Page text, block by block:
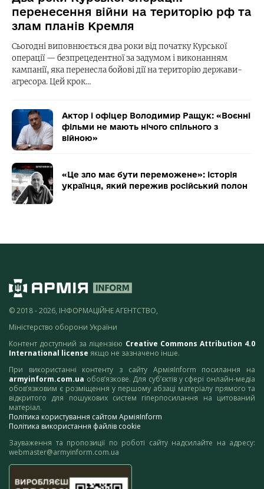
перенесення війни на територію рф та
злам планів Кремля
Сьогодні виповнюється два роки від початку Курської
операції — безпрецедентної за задумом і виконанням
кампанії, яка перенесла бойові дії на територію держави-
агресора. Цей крок…
Актор і офіцер Володимир Ращук: «Воєнні
фільми не мають нічого спільного з
війною»
«Це зло має бути переможене»: історія
українця, який пережив російський полон
© 2018 - 2026, ІНФОРМАЦІЙНЕ АГЕНТСТВО,
Міністерство оборони України
Контент доступний за ліцензією Creative Commons Attribution 4.0
International license якщо не зазначено інше.
При використанні контенту з сайту АрміяInform посилання на
armyinform.com.ua обов’язкове. Для суб’єктів у сфері онлайн-медіа
обов’язковим є розміщення у першому абзаці матеріалу прямого та
відкритого для пошукових систем гіперпосилання на цитований
матеріал.
Політика користування сайтом АрміяInform
Політика використання файлів cookie
Зауваження та пропозиції по роботі сайту надсилайте на адресу:
webmaster@armyinform.com.ua